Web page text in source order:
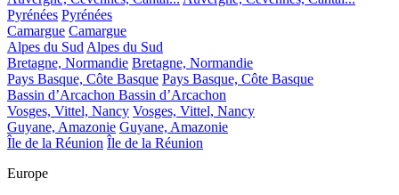
Pyrénées Pyrénées
Camargue Camargue
Alpes du SudAlpes du Sud
Bretagne, Normandie Bretagne, Normandie
Pays Basque, Côte Basque Pays Basque, Côte Basque
Bassin d’Arcachon Bassin d’Arcachon
Vosges, Vittel, Nancy Vosges, Vittel, Nancy
Guyane, Amazonie Guyane, Amazonie
Île de la Réunion Île de la Réunion
Europe